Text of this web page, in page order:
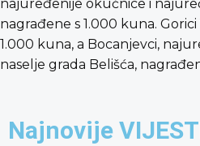
najuređenije okućnice i
nagrađene s 1.000 kuna.
1.000 kuna, a Bocanjevci,
naselje grada Belišća,
Najnovije